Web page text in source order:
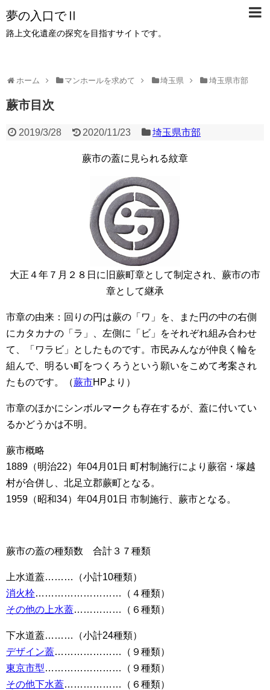
夢の入口でⅡ
路上文化遺産の探究を目指すサイトです。
ホーム マンホールを求めて 埼玉県 埼玉県市部
蕨市目次
2019/3/28 2020/11/23 埼玉県市部
蕨市の蓋に見られる紋章
大正４年７月２８日に旧蕨町章として制定され、蕨市の市
章として継承
市章の由来：回りの円は蕨の「ワ」を、また円の中の右側
にカタカナの「ラ」、左側に「ビ」をそれぞれ組み合わせ
て、「ワラビ」としたものです。市民みんなが仲良く輪を
組んで、明るい町をつくろうという願いをこめて考案され
たものです。（蕨市HPより）
市章のほかにシンボルマークも存在するが、蓋に付いてい
るかどうかは不明。
蕨市概略
1889（明治22）年04月01日 町村制施行により蕨宿・塚越
村が合併し、北足立郡蕨町となる。
1959（昭和34）年04月01日 市制施行、蕨市となる。
蕨市の蓋の種類数 合計３７種類
上水道蓋………（小計10種類）
消火栓………………………（４種類）
その他の上水蓋……………（６種類）
下水道蓋………（小計24種類）
デザイン蓋…………………（９種類）
東京市型……………………（９種類）
その他下水蓋………………（６種類）